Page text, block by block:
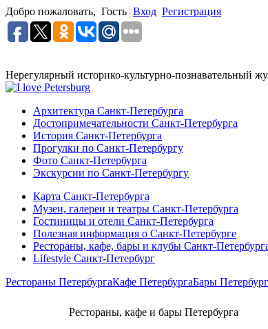
Добро пожаловать, Гость Вход Регистрация
Нерегулярный историко-культурно-познавательный
Архитектура Санкт-Петербурга
Достопримечательности Санкт-Петербурга
История Санкт-Петербурга
Прогулки по Санкт-Петербургу
Фото Санкт-Петербурга
Экскурсии по Санкт-Петербургу
Карта Санкт-Петербурга
Музеи, галереи и театры Санкт-Петербурга
Гостиницы и отели Санкт-Петербурга
Полезная информация о Санкт-Петербурге
Рестораны, кафе, бары и клубы Санкт-
Lifestyle Санкт-Петербург
Рестораны ПетербургаКафе ПетербургаБары
Рестораны, кафе и бары Петербурга